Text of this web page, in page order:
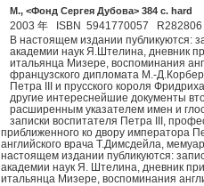
М., <Фонд Сергея Дубова> 384 c. hard
2003 年 ISBN 5941770057 R282806
В настоящем издании публикуются:
академии наук Я.Штелина, дневник
итальянца Мизере, воспоминания
французского дипломата М.-
Петра III и прусского короля
другие интереснейшие документы
расширенным указателем имен и
записки воспитателя Петра III,
приближенного ко двору императора
английского врача Т.Димсдейла,
настоящем издании публикуются:
академии наук Я. Штелина, дневник
итальянца Мизере, воспоминания